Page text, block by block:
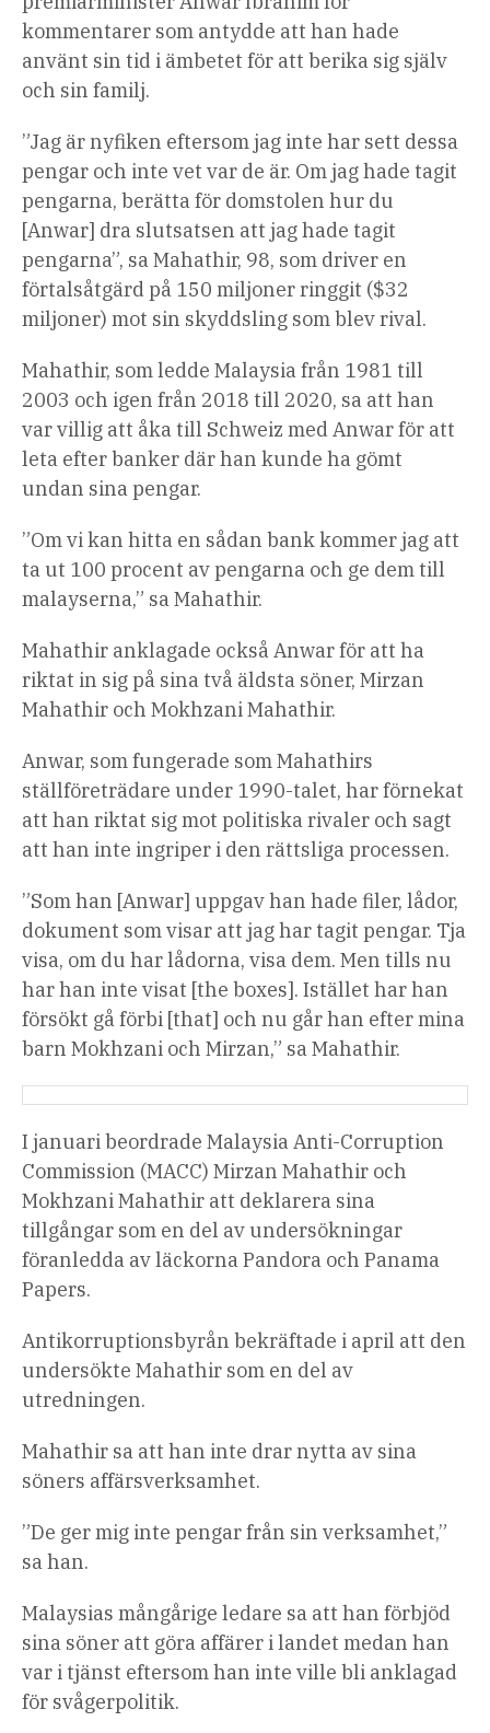
kommentarer som antydde att han hade
använt sin tid i ämbetet för att berika sig själv
och sin familj.
”Jag är nyfiken eftersom jag inte har sett dessa
pengar och inte vet var de är. Om jag hade tagit
pengarna, berätta för domstolen hur du
[Anwar] dra slutsatsen att jag hade tagit
pengarna”, sa Mahathir, 98, som driver en
förtalsåtgärd på 150 miljoner ringgit ($32
miljoner) mot sin skyddsling som blev rival.
Mahathir, som ledde Malaysia från 1981 till
2003 och igen från 2018 till 2020, sa att han
var villig att åka till Schweiz med Anwar för att
leta efter banker där han kunde ha gömt
undan sina pengar.
”Om vi ​​kan hitta en sådan bank kommer jag att
ta ut 100 procent av pengarna och ge dem till
malayserna,” sa Mahathir.
Mahathir anklagade också Anwar för att ha
riktat in sig på sina två äldsta söner, Mirzan
Mahathir och Mokhzani Mahathir.
Anwar, som fungerade som Mahathirs
ställföreträdare under 1990-talet, har förnekat
att han riktat sig mot politiska rivaler och sagt
att han inte ingriper i den rättsliga processen.
”Som han [Anwar] uppgav han hade filer, lådor,
dokument som visar att jag har tagit pengar. Tja
visa, om du har lådorna, visa dem. Men tills nu
har han inte visat [the boxes]. Istället har han
försökt gå förbi [that] och nu går han efter mina
barn Mokhzani och Mirzan,” sa Mahathir.
I januari beordrade Malaysia Anti-Corruption
Commission (MACC) Mirzan Mahathir och
Mokhzani Mahathir att deklarera sina
tillgångar som en del av undersökningar
föranledda av läckorna Pandora och Panama
Papers.
Antikorruptionsbyrån bekräftade i april att den
undersökte Mahathir som en del av
utredningen.
Mahathir sa att han inte drar nytta av sina
söners affärsverksamhet.
”De ger mig inte pengar från sin verksamhet,”
sa han.
Malaysias mångårige ledare sa att han förbjöd
sina söner att göra affärer i landet medan han
var i tjänst eftersom han inte ville bli anklagad
för svågerpolitik.